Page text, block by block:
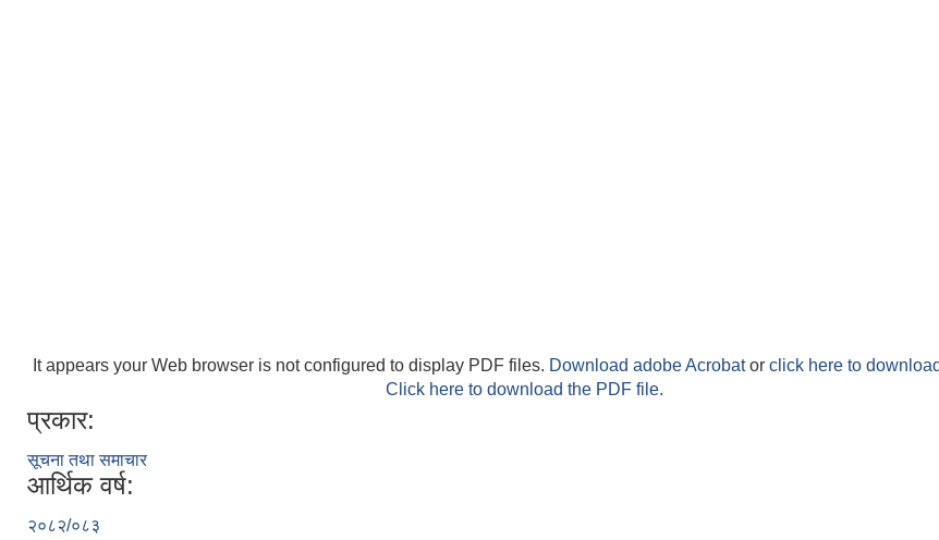
It appears your Web browser is not configured to display PDF files. Download adobe Acrobator click here to
Click here to download the PDF file.
प्रकार:
सूचना तथा समाचार
आर्थिक वर्ष:
२०८२/०८३